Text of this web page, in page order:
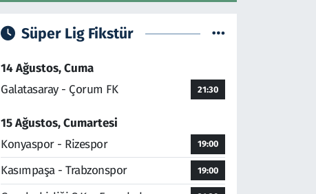
Süper Lig Fikstür
14 Ağustos, Cuma
Galatasaray - Çorum FK
21:30
15 Ağustos, Cumartesi
Konyaspor - Rizespor
19:00
Kasımpaşa - Trabzonspor 19:00